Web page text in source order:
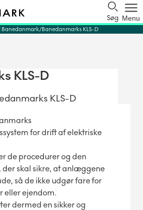
Søg Menu
Banedanmark Banedanmarks KLS-D
KLS-D
KLS-D
for drift af elektriske
de procedurer og den
skal sikre, at anlæggene
så de ikke udgør fare for
eller ejendom.
dermed en sikker og